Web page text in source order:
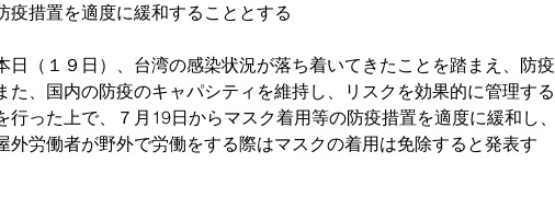
疫措置を適度に緩和することとする
（１９日）、台湾の感染状況が落ち着いてきたことを踏まえ、防疫
た、国内の防疫のキャパシティを維持し、リスクを効果的に管理する
った上で、７月19日からマスク着用等の防疫措置を適度に緩和し、
外労働者が野外で労働をする際はマスクの着用は免除すると発表す